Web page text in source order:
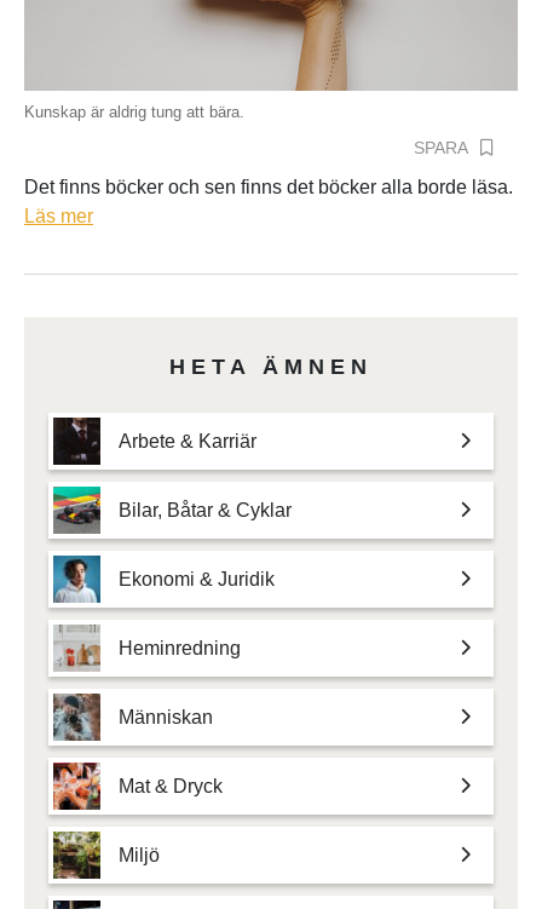
Kunskap är aldrig tung att bära.
SPARA
Det finns böcker och sen finns det böcker alla borde läsa.
Läs mer
HETA ÄMNEN
Arbete & Karriär
Bilar, Båtar & Cyklar
Ekonomi & Juridik
Heminredning
Människan
Mat & Dryck
Miljö